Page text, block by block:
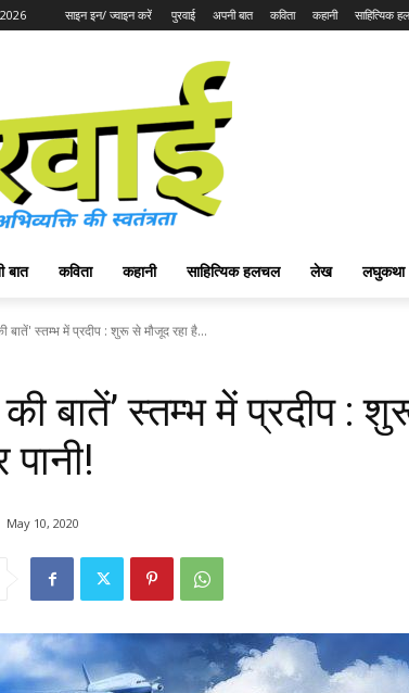
साइन इन/ ज्वाइन करें पुरवाई अपनी बात कविता कहानी साहित्यिक
बात कविता कहानी साहित्यिक हलचल लेख लघुकथा
बातें' स्तम्भ में प्रदीप : शुरू से मौजूद रहा है...
की बातें’ स्तम्भ में प्रदीप :
पानी!
May 10, 2020